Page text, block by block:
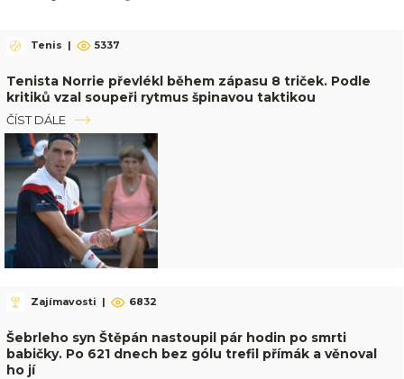
Tenis | 5337
Tenista Norrie převlékl během zápasu 8 triček. Podle
kritiků vzal soupeři rytmus špinavou taktikou
ČÍST DÁLE
Zajímavosti | 6832
Šebrleho syn Štěpán nastoupil pár hodin po smrti
babičky. Po 621 dnech bez gólu trefil přímák a věnoval
ho jí